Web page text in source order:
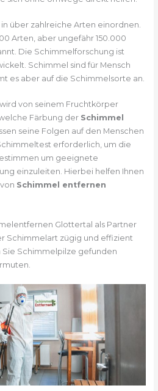
über zahlreiche Arten einordnen.
Arten, aber ungefähr 150.000
Die Schimmelforschung ist
Schimmel sind für Mensch
es aber auf die Schimmelsorte an.
von seinem Fruchtkörper
Färbung der Schimmel
seine Folgen auf den Menschen
erforderlich, um die
um geeignete
einzuleiten. Hierbei helfen Ihnen
Schimmel entfernen
Glottertal als Partner
Schimmelart zügig und effizient
Sie Schimmelpilze gefunden